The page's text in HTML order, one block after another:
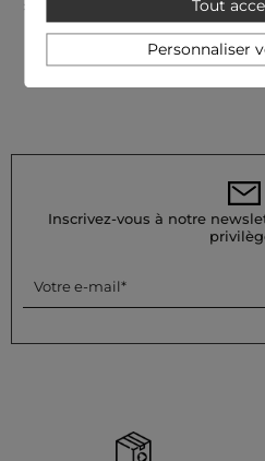
Cette robe courte se porte
sandales à talons, créant un
Lavez votre robe à 30°C en
fibres du tissu. Le repassage est
température (maximum 110°) et
Robe Courte Manches
Inscrivez-vous à notre
Votre e-mail
Tout
Personnaliser